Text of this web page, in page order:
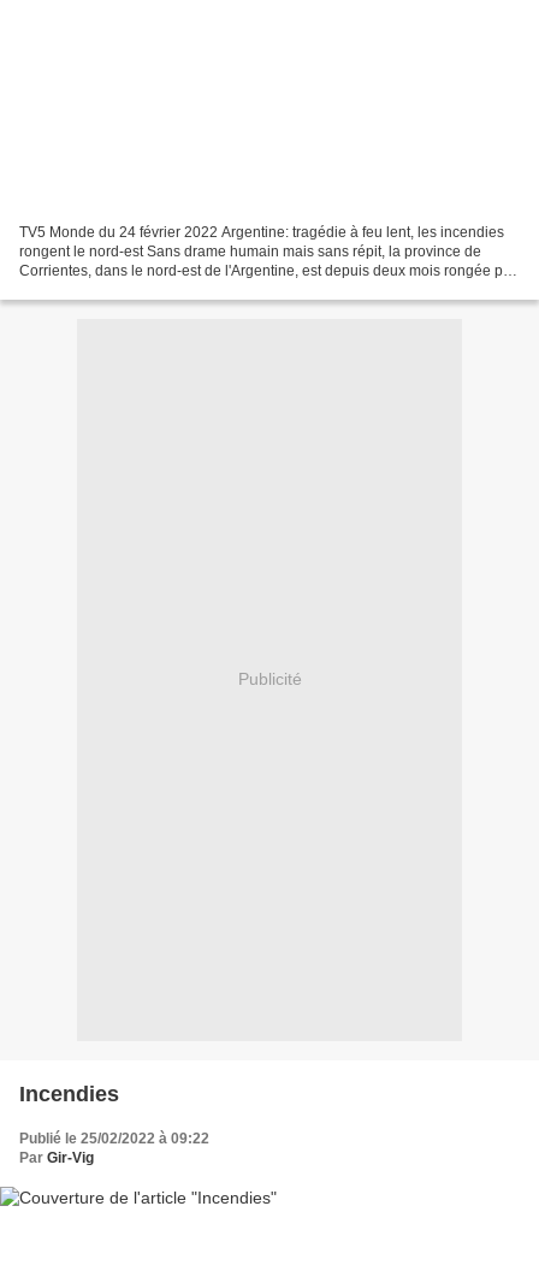
TV5 Monde du 24 février 2022 Argentine: tragédie à feu lent, les incendies
rongent le nord-est Sans drame humain mais sans répit, la province de
Corrientes, dans le nord-est de l'Argentine, est depuis deux mois rongée par
Publicité
Incendies
Publié le 25/02/2022 à 09:22
Par Gir-Vig